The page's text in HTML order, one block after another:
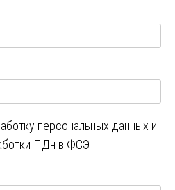
персональных данных и
ПДн в ФСЭ